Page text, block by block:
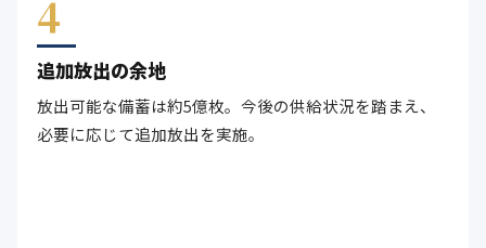
4
追加放出の余地
放出可能な備蓄は約5億枚。今後の供給状況を踏まえ、
必要に応じて追加放出を実施。